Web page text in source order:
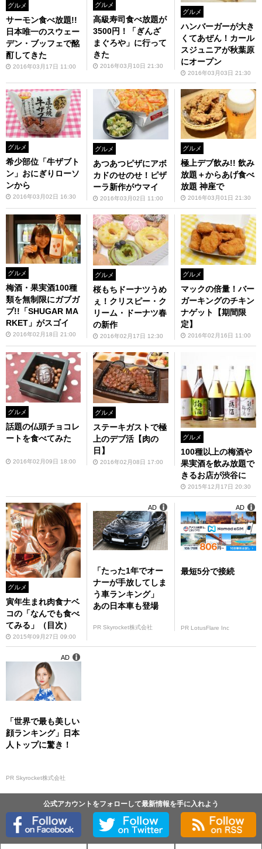
グルメ
サーモン食べ放題!!
日本唯一のスウェー
デン・ブッフェで酩
酊してきた
2016年03月17日 11:00
グルメ
高級寿司食べ放題が
3500円！「ぎんざ
まぐろや」に行って
きた
2016年03月10日 21:30
グルメ
ハンバーガーが大き
くてあぜん！カール
スジュニアが秋葉原
にオープン
2016年03月03日 21:30
グルメ
希少部位「牛ザブト
ン」おにぎりローソ
ンから
2016年03月02日 16:30
グルメ
あつあつピザにアボ
カドのせのせ！ピザ
ーラ新作がウマイ
2016年03月02日 11:00
グルメ
極上デブ飲み!! 飲み
放題＋からあげ食べ
放題 神座で
2016年03月01日 21:30
グルメ
梅酒・果実酒100種
類を無制限にガブガ
ブ!!「SHUGAR MA
RKET」がスゴイ
2016年02月18日 21:00
グルメ
桜もちドーナツうめ
ぇ！クリスピー・ク
リーム・ドーナツ春
の新作
2016年02月17日 12:30
グルメ
マックの倍量！バー
ガーキングのチキン
ナゲット【期間限
定】
2016年02月16日 11:00
グルメ
話題の仏頭チョコレ
ートを食べてみた
2016年02月09日 18:00
グルメ
ステーキガストで極
上のデブ活【肉の
日】
2016年02月08日 17:00
グルメ
100種以上の梅酒や
果実酒を飲み放題で
きるお店が渋谷に
2015年12月17日 20:30
グルメ
寅年生まれ肉食ナベ
コの「なんでも食べ
てみる」（目次）
2015年09月27日 09:00
「たった1年でオー
ナーが手放してしま
う車ランキング」
あの日本車も登場
PR Skyrocket株式会社
AD
最短5分で接続
PR LotusFlare Inc
AD
「世界で最も美しい
顔ランキング」日本
人トップに驚き！
PR Skyrocket株式会社
AD
公式アカウントをフォローして最新情報を手に入れよう